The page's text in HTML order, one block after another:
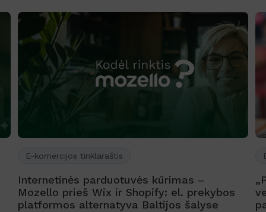
E-komercijos tinklaraštis
Internetinės parduotuvės kūrimas –
Mozello prieš Wix ir Shopify: el. prekybos
platformos alternatyva Baltijos šalyse